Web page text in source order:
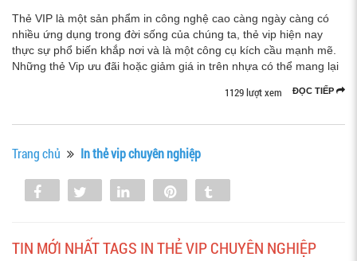
Thẻ VIP là một sản phẩm in công nghệ cao càng ngày càng có
nhiều ứng dụng trong đời sống của chúng ta, thẻ vip hiện nay
thực sự phổ biến khắp nơi và là một công cụ kích cầu mạnh mẽ.
Những thẻ Vip ưu đãi hoặc giảm giá in trên nhựa có thể mang lại
ĐỌC TIẾP
1129 lượt xem
Trang chủ In thẻ vip chuyên nghiệp
Share Tweet Share
TIN MỚI NHẤT TAGS IN THẺ VIP CHUYÊN NGHIỆP